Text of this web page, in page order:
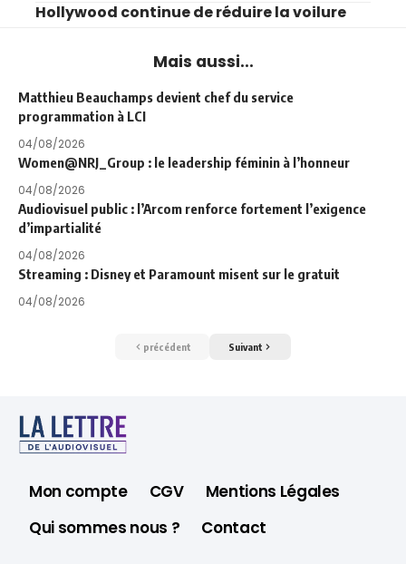
Hollywood continue de réduire la voilure
Mais aussi...
Matthieu Beauchamps devient chef du service
programmation à LCI
04/08/2026
Women@NRJ_Group : le leadership féminin à l’honneur
04/08/2026
Audiovisuel public : l’Arcom renforce fortement l’exigence
d’impartialité
04/08/2026
Streaming : Disney et Paramount misent sur le gratuit
04/08/2026
précédent Suivant
Mon compte CGV
Mentions Légales
Qui sommes nous ?
Contact